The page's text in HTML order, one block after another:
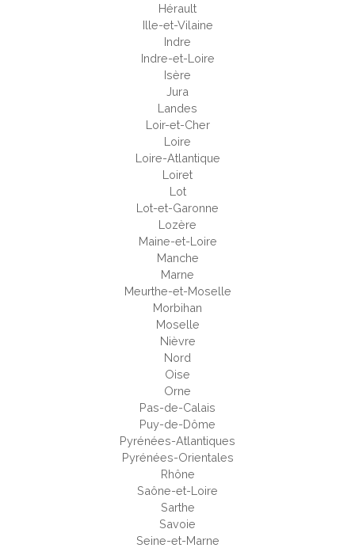
Hérault
Ille-et-Vilaine
Indre
Indre-et-Loire
Isère
Jura
Landes
Loir-et-Cher
Loire
Loire-Atlantique
Loiret
Lot
Lot-et-Garonne
Lozère
Maine-et-Loire
Manche
Marne
Meurthe-et-Moselle
Morbihan
Moselle
Nièvre
Nord
Oise
Orne
Pas-de-Calais
Puy-de-Dôme
Pyrénées-Atlantiques
Pyrénées-Orientales
Rhône
Saône-et-Loire
Sarthe
Savoie
Seine-et-Marne